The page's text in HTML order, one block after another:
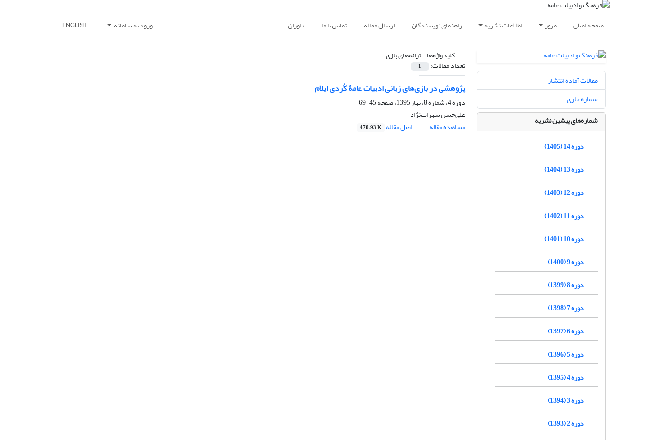
صفحه اصلی مرور اطلاعات نشریه راهنمای نویسندگان ارسال مقاله تماس با ما داوران ورود به سامانه ENGLISH
کلیدواژه‌ها =ترانه‌های ‌بازی
تعداد مقالات: 1
پژوهشی در بازی‌های زبانی ادبیات عامۀ کُردی ایلام
دوره 4، شماره 8، بهار 1395، صفحه
45-69
علی‌حسن سهراب‌نژاد
مشاهده مقاله
اصل مقاله 470.93 K
مقالات آماده انتشار
شماره جاری
شماره‌های پیشین نشریه
دوره 14 (1405)
دوره 13 (1404)
دوره 12 (1403)
دوره 11 (1402)
دوره 10 (1401)
دوره 9 (1400)
دوره 8 (1399)
دوره 7 (1398)
دوره 6 (1397)
دوره 5 (1396)
دوره 4 (1395)
دوره 3 (1394)
دوره 2 (1393)